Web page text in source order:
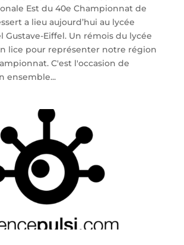
Est du 40e Championnat de
a lieu aujourd’hui au lycée
Gustave-Eiffel. Un rémois du lycée
lice pour représenter notre région
C'est l'occasion de
ensemble...